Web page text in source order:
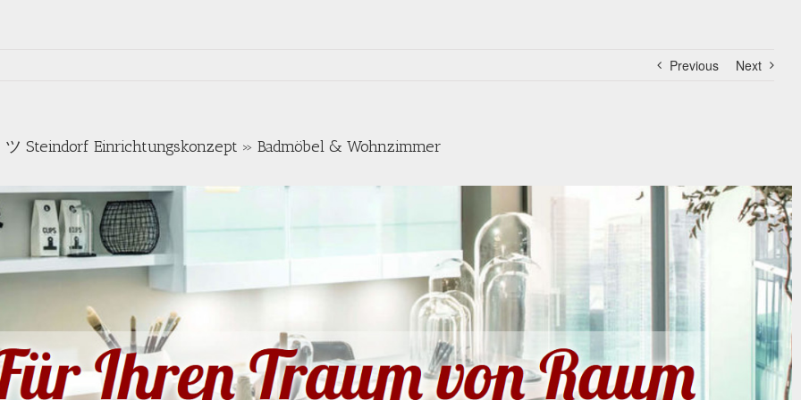
Previous Next
Steindorf Einrichtungskonzept » Badmöbel & Wohnzimmer